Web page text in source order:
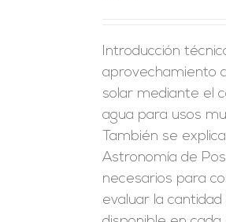
Introducción
aprovechamiento
solar mediante el
agua para usos
También se
Astronomía de
necesarios para
evaluar la